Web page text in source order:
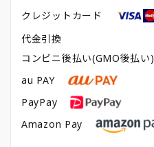
クレジットカード
代金引換
コンビニ後払い(GMO後払い)
au PAY
PayPay
Amazon Pay